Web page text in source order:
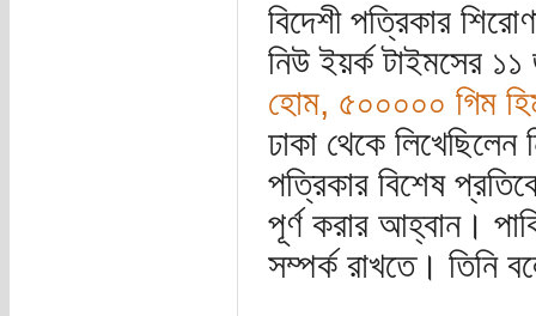
বিদেশী পত্রিকার
নিউ ইয়র্ক টাইমসের
হোম, ৫০০০০০ গিম
ঢাকা থেকে
পত্রিকার বিশেষ
পূর্ণ করার আহ্বান।
সম্পর্ক রাখতে। তিনি